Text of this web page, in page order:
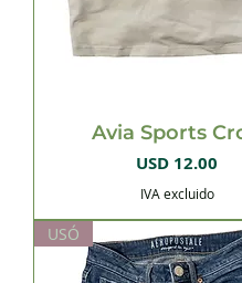
Avia Sports
Precio
USD 12.00
IVA excluido
USÓ